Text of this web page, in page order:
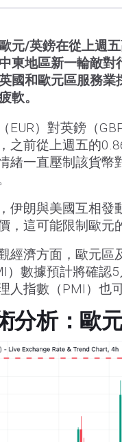
歐元/英鎊在從上週
中東地區新一輪敵對
國和歐元區服務業
軟。
EUR）對英鎊（
之前從上週五的
緒一直壓制該貨幣
伊朗與美國互相發
，這可能限制歐元
經濟方面，歐元區
）數據預計將確
人指數（PMI）也
分析：歐